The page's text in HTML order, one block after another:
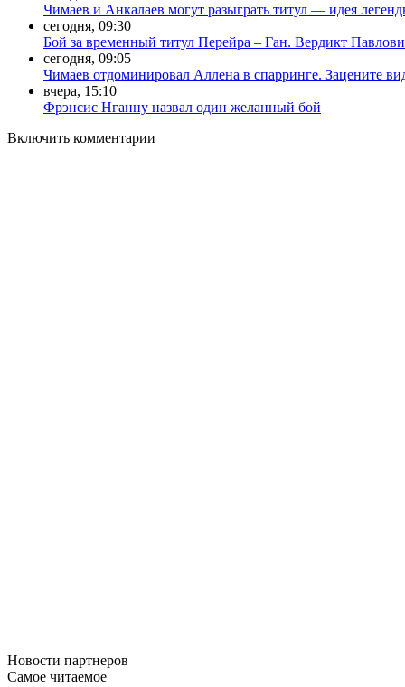
Чимаев и Анкалаев могут разыграть титул — идея
сегодня, 09:30
Бой за временный титул Перейра – Ган. Вердикт
сегодня, 09:05
Чимаев отдоминировал Аллена в спарринге. Зацените
вчера, 15:10
Фрэнсис Нганну назвал один желанный бой
Включить комментарии
Новости партнеров
Самое читаемое